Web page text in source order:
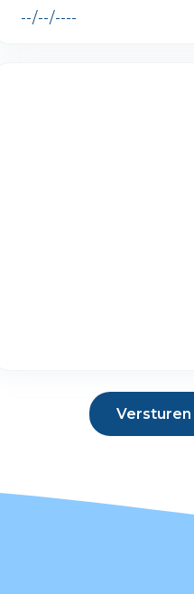
Versturen
Versturen